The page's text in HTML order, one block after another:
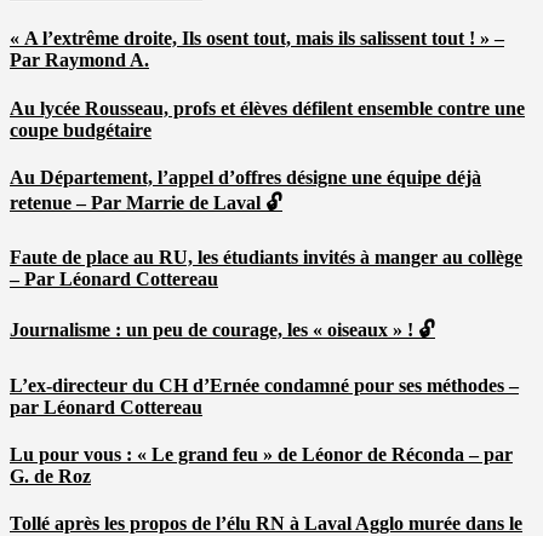
« A l’extrême droite, Ils osent tout, mais ils salissent tout ! » –
Par Raymond A.
Au lycée Rousseau, profs et élèves défilent ensemble contre une
coupe budgétaire
Au Département, l’appel d’offres désigne une équipe déjà
retenue – Par Marrie de Laval 🔓
Faute de place au RU, les étudiants invités à manger au collège
– Par Léonard Cottereau
Journalisme : un peu de courage, les « oiseaux » ! 🔓
L’ex-directeur du CH d’Ernée condamné pour ses méthodes –
par Léonard Cottereau
Lu pour vous : « Le grand feu » de Léonor de Réconda – par
G. de Roz
Tollé après les propos de l’élu RN à Laval Agglo murée dans le